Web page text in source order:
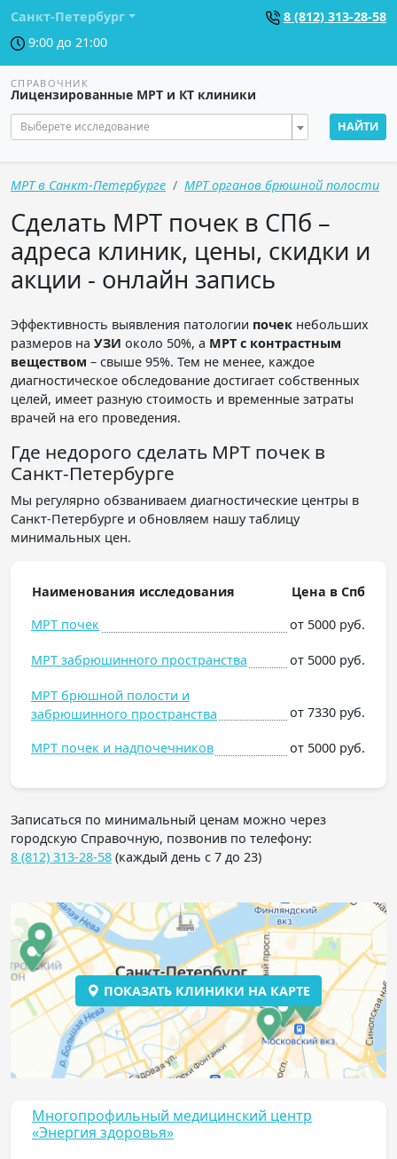
Санкт-Петербург
8 (812) 313-28-58
9:00 до 21:00
СПРАВОЧНИК
Лицензированные МРТ и КТ клиники
Выберете исследование НАЙТИ
МРТ в Санкт-Петербурге МРТ органов брюшной полости
Сделать МРТ почек в СПб –
адреса клиник, цены, скидки и
акции - онлайн запись
Эффективность выявления патологии почек небольших
размеров на УЗИ около 50%, а МРТ с контрастным
веществом – свыше 95%. Тем не менее, каждое
диагностическое обследование достигает собственных
целей, имеет разную стоимость и временные затраты
врачей на его проведения.
Где недорого сделать МРТ почек в
Санкт-Петербурге
Мы регулярно обзваниваем диагностические центры в
Санкт-Петербурге и обновляем нашу таблицу
минимальных цен.
Наименования исследования
Цена в Спб
МРТ почек
от 5000 руб.
МРТ забрюшинного пространства от 5000 руб.
МРТ брюшной полости и
забрюшинного пространства
от 7330 руб.
МРТ почек и надпочечников от 5000 руб.
Записаться по минимальный ценам можно через
городскую Справочную, позвонив по телефону:
8 (812) 313-28-58 (каждый день с 7 до 23)
ПОКАЗАТЬ КЛИНИКИ НА КАРТЕ
Многопрофильный медицинский центр
«Энергия здоровья»